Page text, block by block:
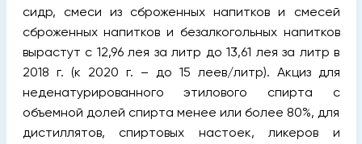
сидр, смеси из сброженных напитков и смесей
сброженных напитков и безалкогольных напитков
вырастут с 12,96 лея за литр до 13,61 лея за литр в
2018 г. (к 2020 г. – до 15 леев/литр). Акциз для
неденатурированного этилового спирта с
объемной долей спирта менее или более 80%, для
дистиллятов, спиртовых настоек, ликеров и